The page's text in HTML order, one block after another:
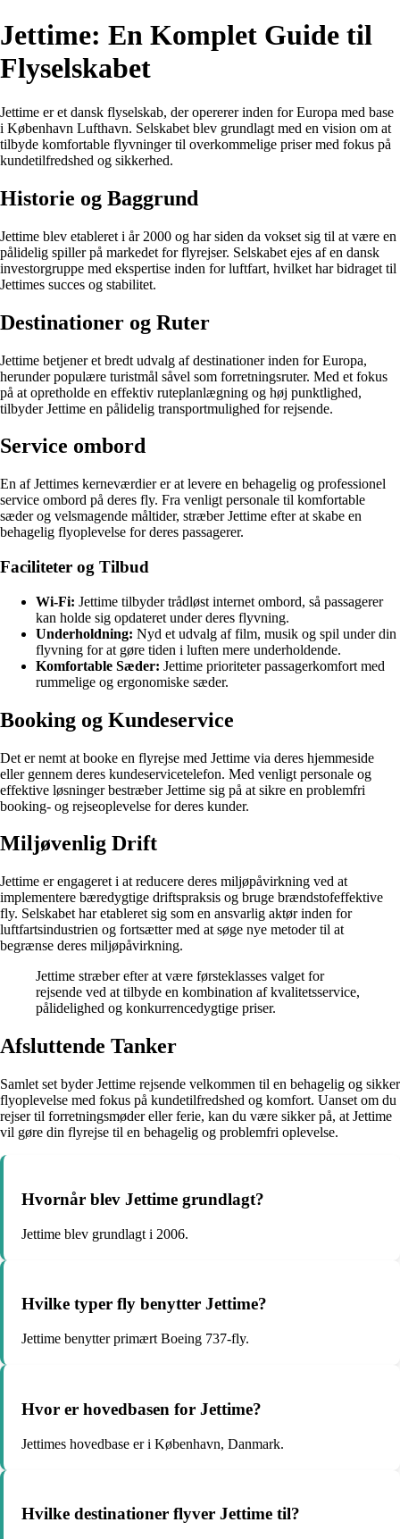
Jettime: En Komplet Guide til
Flyselskabet
Jettime er et dansk flyselskab, der opererer inden for Europa med base
i København Lufthavn. Selskabet blev grundlagt med en vision om at
tilbyde komfortable flyvninger til overkommelige priser med fokus på
kundetilfredshed og sikkerhed.
Historie og Baggrund
Jettime blev etableret i år 2000 og har siden da vokset sig til at være en
pålidelig spiller på markedet for flyrejser. Selskabet ejes af en dansk
investorgruppe med ekspertise inden for luftfart, hvilket har bidraget til
Jettimes succes og stabilitet.
Destinationer og Ruter
Jettime betjener et bredt udvalg af destinationer inden for Europa,
herunder populære turistmål såvel som forretningsruter. Med et fokus
på at opretholde en effektiv ruteplanlægning og høj punktlighed,
tilbyder Jettime en pålidelig transportmulighed for rejsende.
Service ombord
En af Jettimes kerneværdier er at levere en behagelig og professionel
service ombord på deres fly. Fra venligt personale til komfortable
sæder og velsmagende måltider, stræber Jettime efter at skabe en
behagelig flyoplevelse for deres passagerer.
Faciliteter og Tilbud
Wi-Fi: Jettime tilbyder trådløst internet ombord, så passagerer
kan holde sig opdateret under deres flyvning.
Underholdning: Nyd et udvalg af film, musik og spil under din
flyvning for at gøre tiden i luften mere underholdende.
Komfortable Sæder: Jettime prioriteter passagerkomfort med
rummelige og ergonomiske sæder.
Booking og Kundeservice
Det er nemt at booke en flyrejse med Jettime via deres hjemmeside
eller gennem deres kundeservicetelefon. Med venligt personale og
effektive løsninger bestræber Jettime sig på at sikre en problemfri
booking- og rejseoplevelse for deres kunder.
Miljøvenlig Drift
Jettime er engageret i at reducere deres miljøpåvirkning ved at
implementere bæredygtige driftspraksis og bruge brændstofeffektive
fly. Selskabet har etableret sig som en ansvarlig aktør inden for
luftfartsindustrien og fortsætter med at søge nye metoder til at
begrænse deres miljøpåvirkning.
Jettime stræber efter at være førsteklasses valget for
rejsende ved at tilbyde en kombination af kvalitetsservice,
pålidelighed og konkurrencedygtige priser.
Afsluttende Tanker
Samlet set byder Jettime rejsende velkommen til en behagelig og sikker
flyoplevelse med fokus på kundetilfredshed og komfort. Uanset om du
rejser til forretningsmøder eller ferie, kan du være sikker på, at Jettime
vil gøre din flyrejse til en behagelig og problemfri oplevelse.
Hvornår blev Jettime grundlagt?
Jettime blev grundlagt i 2006.
Hvilke typer fly benytter Jettime?
Jettime benytter primært Boeing 737-fly.
Hvor er hovedbasen for Jettime?
Jettimes hovedbase er i København, Danmark.
Hvilke destinationer flyver Jettime til?